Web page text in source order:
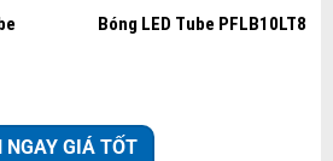
Bóng LED Tube PFLB10LT8
NGAY GIÁ TỐT